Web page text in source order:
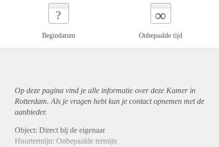
?
Begindatum
∞
Onbepaalde tijd
Op deze pagina vind je alle informatie over deze Kamer in
Rotterdam. Als je vragen hebt kun je contact opnemen met de
aanbieder.
Object: Direct bij de eigenaar
Huurtermijn: Onbepaalde termijn